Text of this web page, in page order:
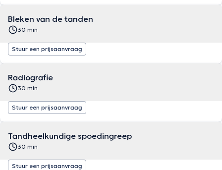
Bleken van de tanden
30 min
Stuur een prijsaanvraag
Radiografie
30 min
Stuur een prijsaanvraag
Tandheelkundige spoedingreep
30 min
Stuur een prijsaanvraag